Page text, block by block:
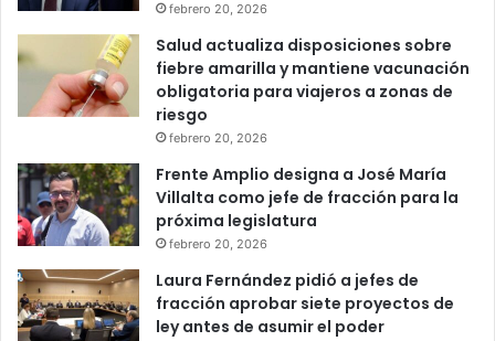
febrero 20, 2026
Salud actualiza disposiciones sobre
fiebre amarilla y mantiene vacunación
obligatoria para viajeros a zonas de
riesgo
febrero 20, 2026
Frente Amplio designa a José María
Villalta como jefe de fracción para la
próxima legislatura
febrero 20, 2026
Laura Fernández pidió a jefes de
fracción aprobar siete proyectos de
ley antes de asumir el poder